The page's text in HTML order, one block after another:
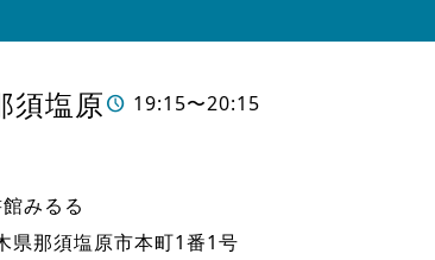
須塩原 19:15〜20:15
みるる
県那須塩原市本町1番1号